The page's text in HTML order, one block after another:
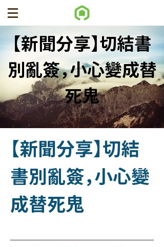
【新聞分享】切結書
別亂簽，小心變成替
死鬼
【新聞分享】切結
書別亂簽，小心變
成替死鬼